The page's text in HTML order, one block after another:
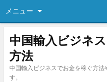
メニュー
中国輸入ビジネ
方法
中国輸入ビジネスでお金を稼ぐ方
す。